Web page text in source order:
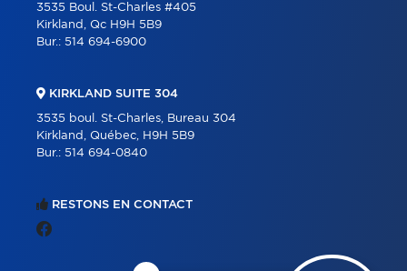
3535 Boul. St-Charles #405
Kirkland, Qc H9H 5B9
Bur.: 514 694-6900
KIRKLAND SUITE 304
3535 boul. St-Charles, Bureau 304
Kirkland, Québec, H9H 5B9
Bur.: 514 694-0840
RESTONS EN CONTACT